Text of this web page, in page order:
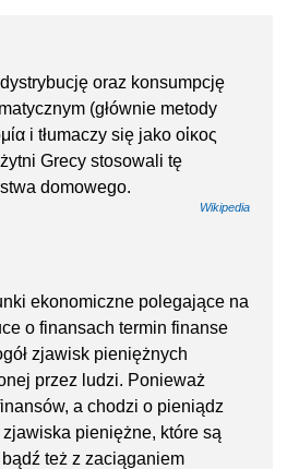
oraz konsumpcję
(głównie metody
i tłumaczy się jako οἰκος
Grecy stosowali tę
domowego.
Wikipedia
ekonomiczne polegające na
o finansach termin finanse
zjawisk pieniężnych
przez ludzi. Ponieważ
a chodzi o pieniądz
pieniężne, które są
też z zaciąganiem